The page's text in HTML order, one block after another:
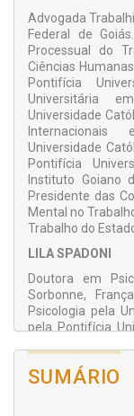
Advogada
Federal de
Processual do
Ciências
Pontifícia
Universitária
Universidade
Universidade
Pontifícia
Instituto Goiano
Presidente das
Mental no
Trabalho do
LILA SPADONI
Doutora em
Sorbonne,
Psicologia pela
pela Pontifícia
graduação em
SUMÁRIO